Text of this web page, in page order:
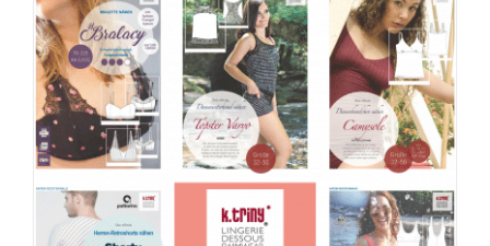
Varianten
auf.
Die
Optionen
können
auf
der
Produktseite
gewählt